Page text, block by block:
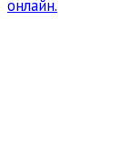
онлайн.